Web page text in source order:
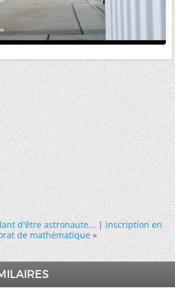
d'être astronaute...|inscription en
de mathématique »